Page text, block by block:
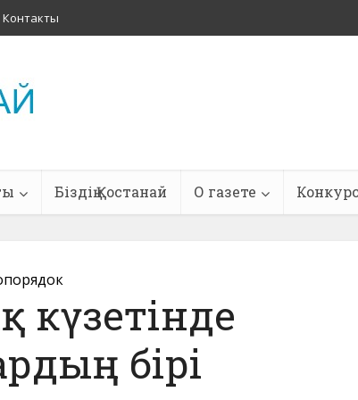
Контакты
Біздің Қостанай О газете
бірі